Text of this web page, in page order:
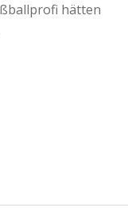
hätten